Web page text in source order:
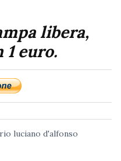
libera,
1 euro.
luciano d'alfonso